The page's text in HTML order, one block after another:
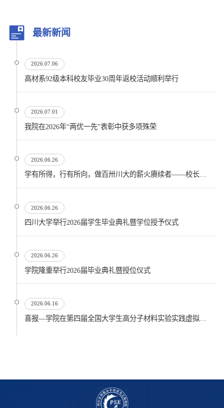
最新新闻
2026.07.06
高材系92级本科校友毕业30周年返校活动顺利举行
2026.07.01
我院在2026年“两优一先”表彰中获多项殊荣
2026.06.26
学有所得，行有所向，做百卅川大的薪火赓续者——校长汪劲松在四川大学2026届学生毕业典礼上的...
2026.06.26
四川大学举行2026届学生毕业典礼暨学位授予仪式
2026.06.26
​学院隆重举行2026届毕业典礼暨授位仪式
2026.06.16